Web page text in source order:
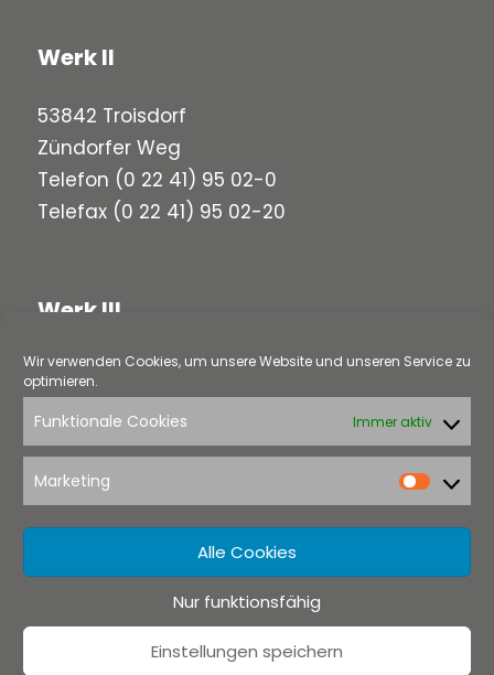
Wir verwenden Cookies, um unsere Website und unseren Service zu
optimieren.
Funktionale Cookies Immer aktiv
Marketing
Alle Cookies
Nur funktionsfähig
Einstellungen speichern
Werk II
53842 Troisdorf
Zündorfer Weg
Telefon (0 22 41) 95 02-0
Telefax (0 22 41) 95 02-20
Werk III
58313 Herdecke
Loerfeldstraße 5
Telefon(0 23 30) 97 91-0
Telefax (0 23 30) 97 91-22
Datenschutzerklärung